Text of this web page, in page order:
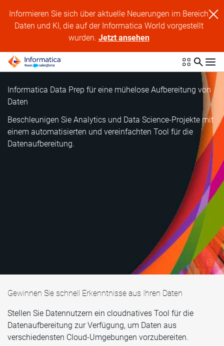
Informieren Sie sich über aktuelle Neuerungen im Bereich
Daten und KI, die auf der Informatica World vorgestellt
wurden. Jetzt ansehen
Informatica Data Prep für eine mühelose Aufbereitung von
Daten
Beschleunigen Sie Analytics und Data Science-Projekte mit
einem automatisierten und vereinfachten Tool für die
Datenaufbereitung.
Gewinnen Sie schnell Erkenntnisse aus Ihren Daten
Stellen Sie Datennutzern ein cloudnatives Tool für die
Datenaufbereitung zur Verfügung, um Daten aus
verschiedensten Cloud-Umgebungen vorzubereiten.